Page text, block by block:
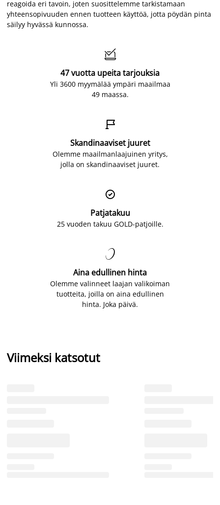
reagoida eri tavoin, joten suosittelemme tarkistamaan
yhteensopivuuden ennen tuotteen käyttöä, jotta pöydän pinta
säilyy hyvässä kunnossa.

47 vuotta upeita tarjouksia
Yli 3600 myymälää ympäri maailmaa
49 maassa.

Skandinaaviset juuret
Olemme maailmanlaajuinen yritys,
jolla on skandinaaviset juuret.

Patjatakuu
25 vuoden takuu GOLD-patjoille.

Aina edullinen hinta
Olemme valinneet laajan valikoiman
tuotteita, joilla on aina edullinen
hinta. Joka päivä.
Viimeksi katsotut